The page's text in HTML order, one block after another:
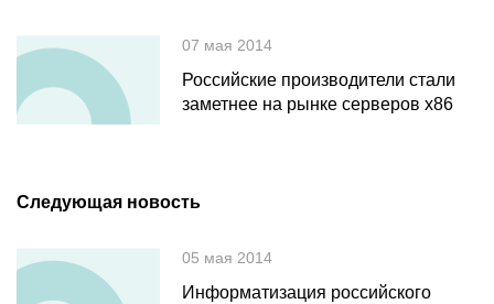
07 мая 2014
Российские производители стали
заметнее на рынке серверов х86
Следующая новость
05 мая 2014
Информатизация российского